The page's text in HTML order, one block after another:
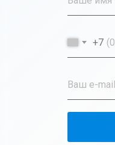
+7